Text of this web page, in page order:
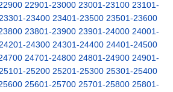
22901-23000 23001-23100 23101-
23301-23400 23401-23500 23501-23600
23801-23900 23901-24000 24001-
24201-24300 24301-24400 24401-24500
24701-24800 24801-24900 24901-
25101-25200 25201-25300 25301-25400
25601-25700 25701-25800 25801-